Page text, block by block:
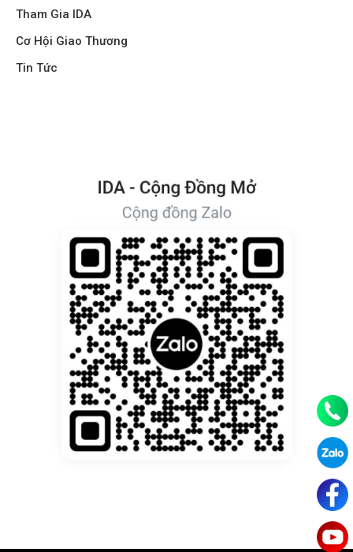
Tham Gia IDA
Cơ Hội Giao Thương
Tin Tức